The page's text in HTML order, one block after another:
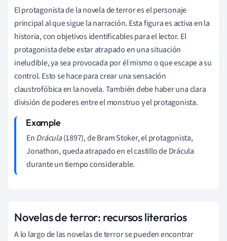
El protagonista de la novela de terror es el personaje
principal al que sigue la narración. Esta figura es activa en la
historia, con objetivos identificables para el lector. El
protagonista debe estar atrapado en una situación
ineludible, ya sea provocada por él mismo o que escape a su
control. Esto se hace para crear una sensación
claustrofóbica en la novela. También debe haber una clara
división de poderes entre el monstruo y el protagonista.
EnDrácula(1897), de Bram Stoker, el protagonista,
Jonathon, queda atrapado en el castillo de Drácula
durante un tiempo considerable.
Novelas de terror: recursos literarios
A lo largo de las novelas de terror se pueden encontrar